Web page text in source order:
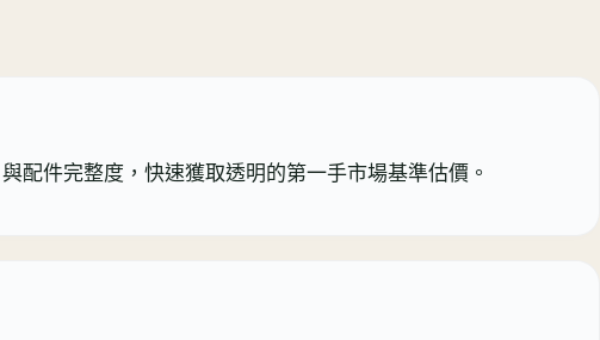
配件完整度，快速獲取透明的第一手市場基準估價。